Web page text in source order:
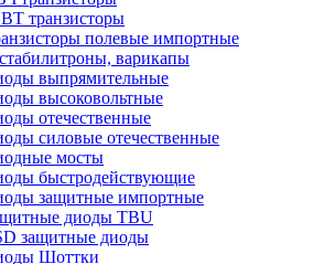
транзисторы
полевые импортные
варикапы
выпрямительные
высоковольтные
отечественные
силовые отечественные
мосты
быстродействующие
защитные импортные
диоды TBU
защитные диоды
Шоттки